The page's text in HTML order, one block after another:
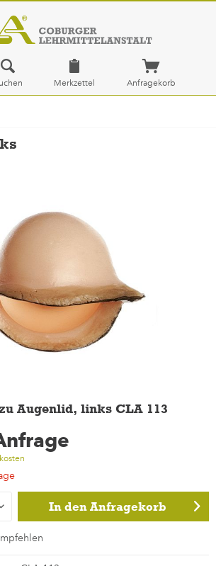
Merkzettel Anfragekorb
Augenlid, links CLA 113
In den Anfragekorb